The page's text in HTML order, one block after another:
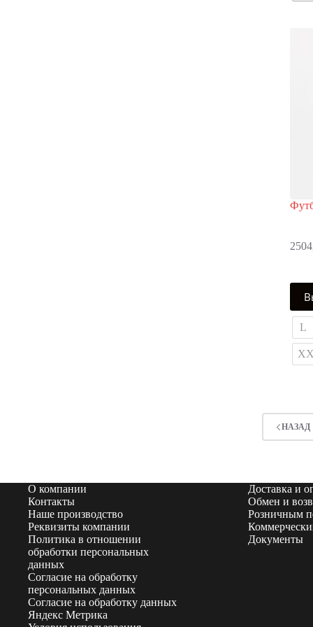
Этот
L
НАЗАД
О компании
Контакты
Наше производство
Реквизиты компании
Политика в отношении
обработки персональных
данных
Согласие на обработку
персональных данных
Согласие на обработку данных
Яндекс Метрика
Доставка и
Обмен и
Розничным
Документы